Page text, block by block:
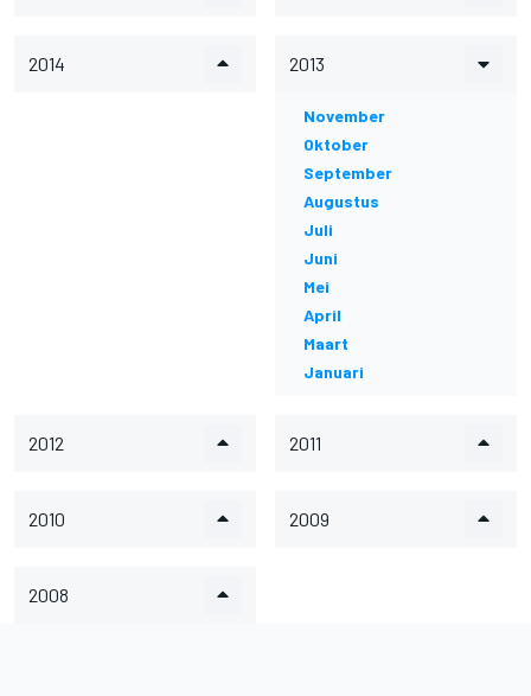
2014 2013
November
Oktober
September
Augustus
Juli
Juni
Mei
April
Maart
Januari
2012 2011
2010 2009
2008